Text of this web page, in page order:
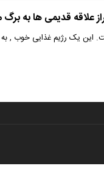
علاقه قدیمی ها به
این یک رژیم غذایی خوب , به